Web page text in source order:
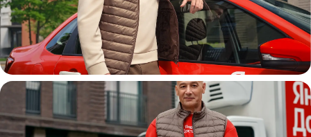
Автокурьер